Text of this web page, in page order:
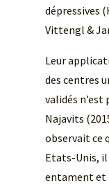
dépressives
Vittengl &
Leur
des centres
validés n’est
Najavits
observait ce
Etats-Unis,
entament et